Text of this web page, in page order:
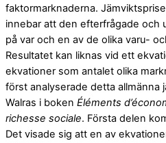
faktormarknaderna.
innebar att den efterfrågade och
på var och en av de olika varu-
Resultatet kan liknas vid ett
ekvationer som antalet olika
först analyserade detta allmänna
Walras i boken Éléments
richesse sociale. Första delen
Det visade sig att en av